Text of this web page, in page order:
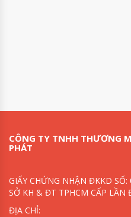
CÔNG TY TNHH THƯƠNG
PHÁT
GIẤY CHỨNG NHẬN ĐKKD
SỞ KH & ĐT TPHCM CẤP LẦN
ĐỊA CHỈ: